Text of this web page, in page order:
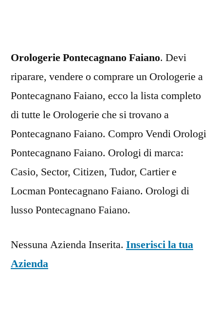
Orologerie Pontecagnano Faiano. Devi
riparare, vendere o comprare un Orologerie a
Pontecagnano Faiano, ecco la lista completo
di tutte le Orologerie che si trovano a
Pontecagnano Faiano. Compro Vendi Orologi
Pontecagnano Faiano. Orologi di marca:
Casio, Sector, Citizen, Tudor, Cartier e
Locman Pontecagnano Faiano. Orologi di
lusso Pontecagnano Faiano.
Nessuna Azienda Inserita. Inserisci la tua
Azienda